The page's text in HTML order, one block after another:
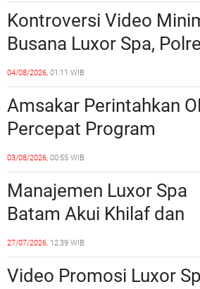
Sinergi dengan Pemko
Batam
Kontroversi Video
Busana Luxor Spa,
Barelang Usut Tuntas
Unsur Pelanggaran
04/08/2026, 01:11 WIB
Amsakar Perintahkan
Percepat Program
Prioritas, Targetkan
Realisasi Pembangunan
Lampaui 50 Persen
03/08/2026, 00:55 WIB
Manajemen Luxor Spa
Batam Akui Khilaf dan
Minta Maaf, Konten
Langsung Di-Takedown
27/07/2026, 12:39 WIB
Video Promosi Luxor